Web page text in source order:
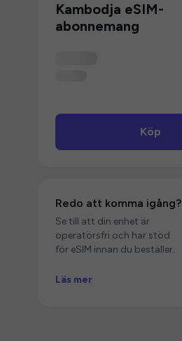
Kambodja eSIM-
abonnemang
Köp
Redo att komma igång?
Se till att din enhet är
operatörsfri och har stöd
för eSIM innan du beställer.
Läs mer